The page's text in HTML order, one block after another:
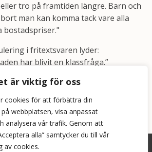
är viktig för oss
cookies för att förbättra din
webbplatsen, visa anpassat
analysera vår trafik. Genom att
alla” samtycker du till vår
av cookies.
tro på framtiden längre. Barn och
man kan komma tack vare alla
bostadspriser."
i fritextsvaren lyder:
har blivit en klassfråga.”